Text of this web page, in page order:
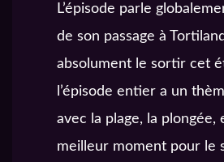
L’épisode parle
de son passage à
absolument le sortir cet
l’épisode entier a un
avec la plage, la plongée,
meilleur moment pour le